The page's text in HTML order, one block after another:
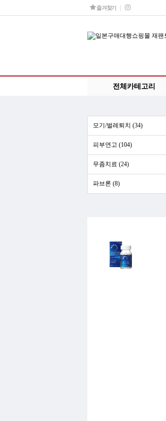
즐겨찾기
전체카테고리
모기/벌레퇴치 (34)
피부연고 (104)
무좀치료 (24)
파브론 (8)